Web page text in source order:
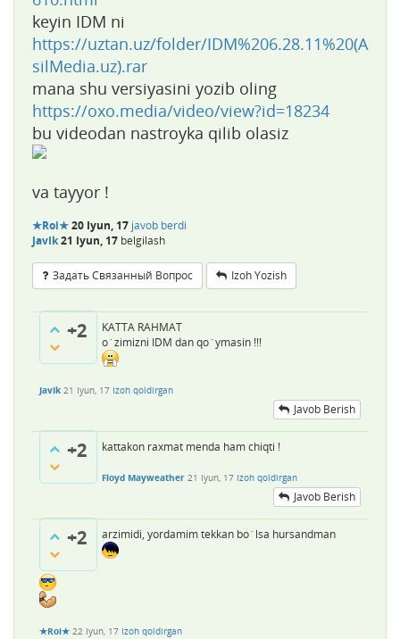
keyin IDM ni
https://uztan.uz/folder/IDM%206.28.11%20(A
silMedia.uz).rar
mana shu versiyasini yozib oling
https://oxo.media/video/view?id=18234
bu videodan nastroyka qilib olasiz
va tayyor !
★Roi★20 Iyun, 17 javob berdi
JavIk21 Iyun, 17 belgilash
Задать Связанный Вопрос Izoh Yozish
+2
KATTA RAHMAT
o`zimizni IDM dan qo`ymasin !!!
JavIk 21 Iyun, 17 Izoh qoldirgan
Javob Berish
+2 kattakon raxmat menda ham chiqti !
Floyd Mayweather 21 Iyun, 17 Izoh qoldirgan
Javob Berish
+2 arzimidi, yordamim tekkan bo`lsa hursandman
★Roi★ 22 Iyun, 17 Izoh qoldirgan